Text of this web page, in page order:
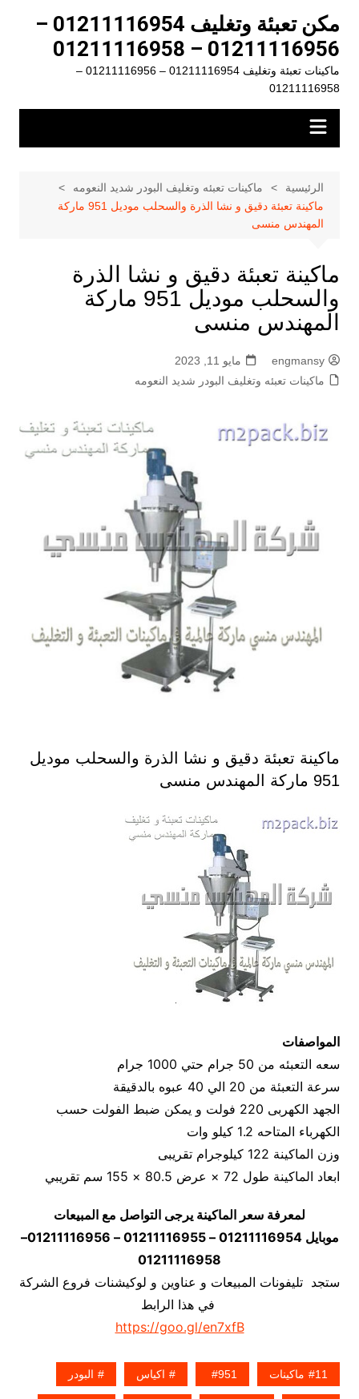
المحتوى
مكن تعبئة وتغليف 01211116954 –
01211116956 – 01211116958
ماكينات تعبئة وتغليف 01211116954 – 01211116956 –
01211116958
الرئيسية
ماكينات تعبئه وتغليف البودر شديد النعومه
ماكينة تعبئة دقيق و نشا الذرة والسحلب موديل 951 ماركة
المهندس منسى
ماكينة تعبئة دقيق و نشا الذرة
والسحلب موديل 951 ماركة
المهندس منسى
engmansy
مايو 11, 2023
ماكينات تعبئه وتغليف البودر شديد النعومه
ماكينة تعبئة دقيق و نشا الذرة والسحلب موديل
951 ماركة المهندس منسى
المواصفات
سعه التعبئه من 50 جرام حتي 1000 جرام
سرعة التعبئة من 20 الي 40 عبوه بالدقيقة
الجهد الكهربى 220 فولت و يمكن ضبط الفولت حسب
الكهرباء المتاحه 1.2 كيلو وات
وزن الماكينة 122 كيلوجرام تقريبى
ابعاد الماكينة طول 72 × عرض 80.5 × 155 سم تقريبي
لمعرفة سعر الماكينة يرجى التواصل مع المبيعات
موبايل 01211116954 – 01211116955 – 01211116956–
01211116958
ستجد تليفونات المبيعات و عناوين و لوكيشنات فروع الشركة
في هذا الرابط
https://goo.gl/en7xfB
11ماكينات 951 اكياس البودر